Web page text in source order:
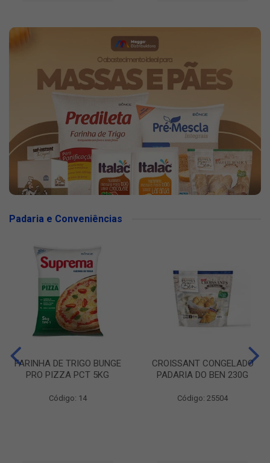
Padaria e Conveniências
FARINHA DE TRIGO BUNGE
PRO PIZZA PCT 5KG
Código: 14
CROISSANT CONGELADO
PADARIA DO BEN 230G
Código: 25504